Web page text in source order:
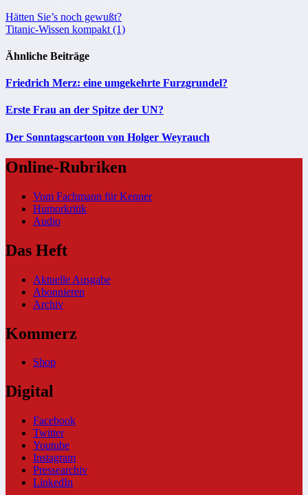
Beitragsnavigation
Hätten Sie’s noch gewußt?
Titanic-Wissen kompakt (1)
Ähnliche Beiträge
Friedrich Merz: eine umgekehrte Furzgrundel?
Erste Frau an der Spitze der UN?
Der Sonntagscartoon von Holger Weyrauch
Online-Rubriken
Vom Fachmann für Kenner
Humorkritik
Audio
Das Heft
Aktuelle Ausgabe
Abonnieren
Archiv
Kommerz
Shop
Digital
Facebook
Twitter
Youtube
Instagram
Pressearchiv
LinkedIn